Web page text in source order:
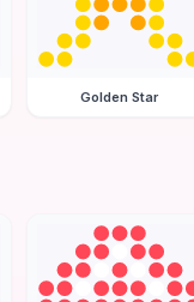
Golden Star